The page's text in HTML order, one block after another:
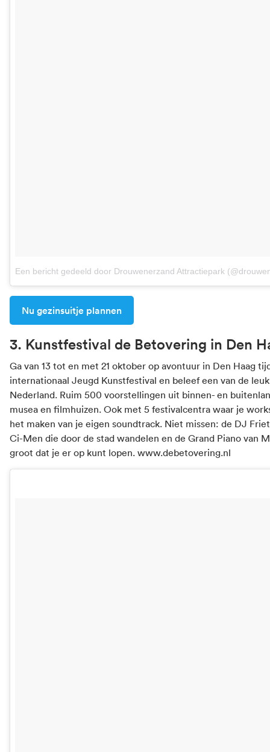
Een bericht gedeeld door Drouwenerzand Attractiepark
Nu gezinsuitje plannen
3. Kunstfestival de Betovering in Den
Ga van 13 tot en met 21 oktober op avontuur in Den Haag
internationaal Jeugd Kunstfestival en beleef een van de
Nederland. Ruim 500 voorstellingen uit binnen- en
musea en filmhuizen. Ook met 5 festivalcentra waar je
het maken van je eigen soundtrack. Niet missen: de DJ
Ci-Men die door de stad wandelen en de Grand Piano van
groot dat je er op kunt lopen. www.debetovering.nl